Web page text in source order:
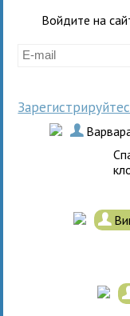
Войдите на
.
.